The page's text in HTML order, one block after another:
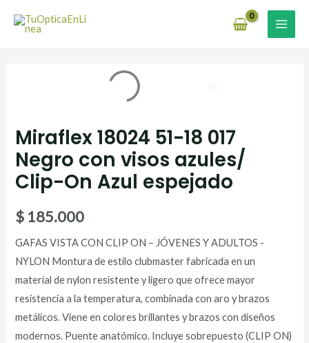
Miraflex 18024 51-18 017
Negro con visos azules/
Clip-On Azul espejado
$ 185.000
GAFAS VISTA CON CLIP ON – JÓVENES Y ADULTOS -
NYLON Montura de estilo clubmaster fabricada en un
material de nylon resistente y ligero que ofrece mayor
resistencia a la temperatura, combinada con aro y brazos
metálicos. Viene en colores brillantes y brazos con diseños
modernos. Puente anatómico. Incluye sobrepuesto (CLIP ON)